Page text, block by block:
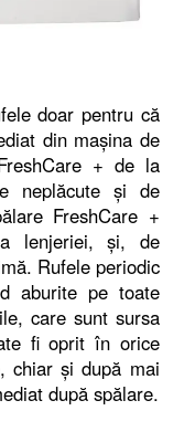
doar pentru că
din mașina de
+ de la
neplăcute și de
FreshCare +
lenjeriei, și, de
Rufele periodic
aburite pe toate
care sunt sursa
fi oprit în orice
chiar și după mai
după spălare.